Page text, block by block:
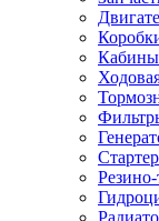
Кабины